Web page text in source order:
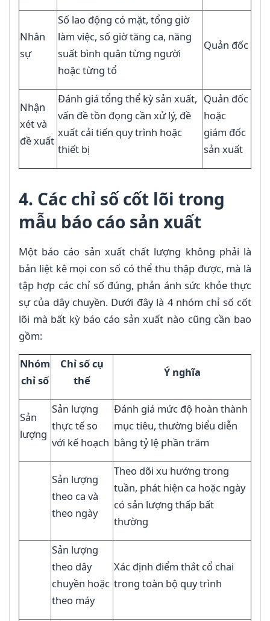
Nhân
sự
Số lao động có mặt, tổng giờ
làm việc, số giờ tăng ca, năng
suất bình quân từng người
hoặc từng tổ
Quản đốc
Nhận
xét và
đề xuất
Đánh giá tổng thể kỳ sản xuất,
vấn đề tồn đọng cần xử lý, đề
xuất cải tiến quy trình hoặc
thiết bị
Quản đốc
hoặc
giám đốc
sản xuất
4. Các chỉ số cốt lõi trong
mẫu báo cáo sản xuất
Một báo cáo sản xuất chất lượng không phải là
bản liệt kê mọi con số có thể thu thập được, mà là
tập hợp các chỉ số đúng, phản ánh sức khỏe thực
sự của dây chuyền. Dưới đây là 4 nhóm chỉ số cốt
lõi mà bất kỳ báo cáo sản xuất nào cũng cần bao
gồm:
Nhóm
chỉ số
Chỉ số cụ
thể
Ý nghĩa
Sản
lượng
Sản lượng
thực tế so
với kế hoạch
Đánh giá mức độ hoàn thành
mục tiêu, thường biểu diễn
bằng tỷ lệ phần trăm
Sản lượng
theo ca và
theo ngày
Theo dõi xu hướng trong
tuần, phát hiện ca hoặc ngày
có sản lượng thấp bất
thường
Sản lượng
theo dây
chuyền hoặc
theo máy
Xác định điểm thắt cổ chai
trong toàn bộ quy trình